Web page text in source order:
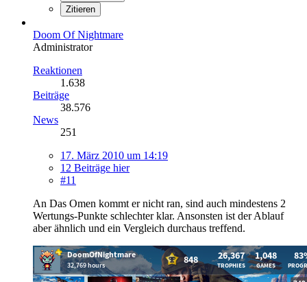
Zitieren
Doom Of Nightmare
Administrator
Reaktionen
1.638
Beiträge
38.576
News
251
17. März 2010 um 14:19
12 Beiträge hier
#11
An Das Omen kommt er nicht ran, sind auch mindestens 2
Wertungs-Punkte schlechter klar. Ansonsten ist der Ablauf
aber ähnlich und ein Vergleich durchaus treffend.